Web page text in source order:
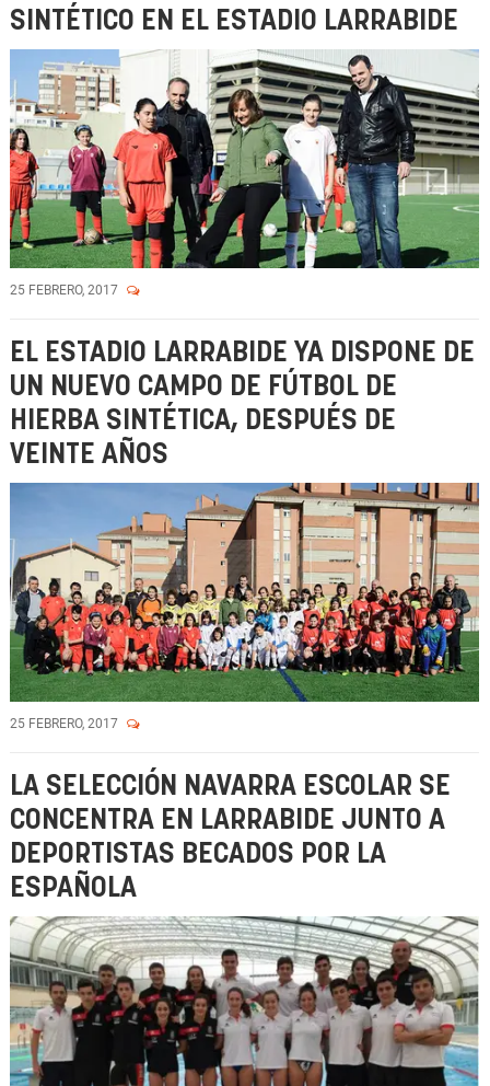
SINTÉTICO EN EL ESTADIO LARRABIDE
25 FEBRERO, 2017
EL ESTADIO LARRABIDE YA DISPONE DE
UN NUEVO CAMPO DE FÚTBOL DE
HIERBA SINTÉTICA, DESPUÉS DE
VEINTE AÑOS
25 FEBRERO, 2017
LA SELECCIÓN NAVARRA ESCOLAR SE
CONCENTRA EN LARRABIDE JUNTO A
DEPORTISTAS BECADOS POR LA
ESPAÑOLA